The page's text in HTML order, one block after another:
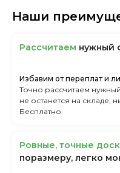
Наши
Рассчитаем нужный
Избавим от переплат и
Точно рассчитаем
не останется на складе,
Бесплатно.
Ровные, точные
поразмеру, легкo